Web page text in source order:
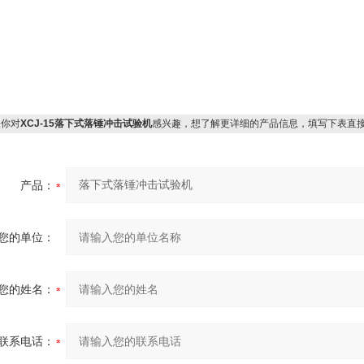
对XCJ-15落下式落锤冲击试验机感兴趣，想了解更详细的产品信息，填写下表直
产品：
的单位：
的姓名：
系电话：